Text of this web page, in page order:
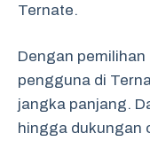
Ternate.
Dengan
pengguna di
jangka panjang.
hingga dukungan